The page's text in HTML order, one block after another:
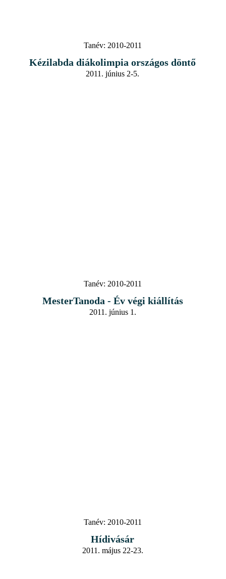
Tanév: 2010-2011
Kézilabda diákolimpia országos döntő
2011. június 2-5.
Tanév: 2010-2011
MesterTanoda - Év végi kiállítás
2011. június 1.
Tanév: 2010-2011
Hídivásár
2011. május 22-23.